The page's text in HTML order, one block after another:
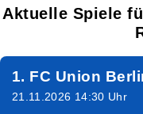
Aktuelle Spiele
1. FC Union
21.11.2026 14:30 Uhr